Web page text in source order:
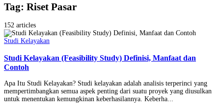
Tag: Riset Pasar
152 articles
Studi Kelayakan
Studi Kelayakan (Feasibility Study) Definisi, Manfaat dan
Contoh
Apa Itu Studi Kelayakan? Studi kelayakan adalah analisis terperinci yang
mempertimbangkan semua aspek penting dari suatu proyek yang diusulkan
untuk menentukan kemungkinan keberhasilannya. Keberha...